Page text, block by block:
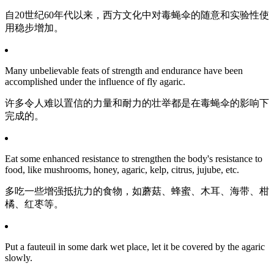
自20世纪60年代以来，西方文化中对毒蝇伞的随意和实验性使
用稳步增加。
Many unbelievable feats of strength and endurance have been
accomplished under the influence of fly agaric.
许多令人难以置信的力量和耐力的壮举都是在毒蝇伞的影响下
完成的。
Eat some enhanced resistance to strengthen the body's resistance to
food, like mushrooms, honey, agaric, kelp, citrus, jujube, etc.
多吃一些增强抵抗力的食物，如蘑菇、蜂蜜、木耳、海带、柑
橘、红枣等。
Put a fauteuil in some dark wet place, let it be covered by the agaric
slowly.